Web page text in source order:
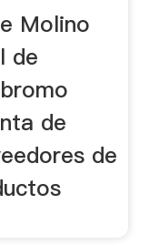
Molino
de
de
de